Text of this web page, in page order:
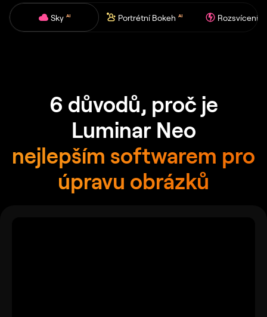
Sky AI Portrétní Bokeh AI Rozsvícení
6 důvodů, proč je
Luminar Neo
nejlepším softwarem pro
úpravu obrázků